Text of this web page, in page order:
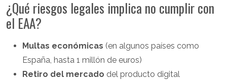
¿Qué riesgos legales implica no cumplir con
el EAA?
Multas económicas (en algunos países como
España, hasta 1 millón de euros)
Retiro del mercado del producto digital